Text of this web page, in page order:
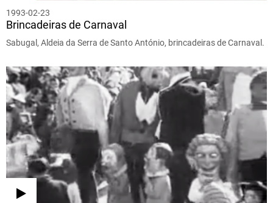
1993-02-23
Brincadeiras de Carnaval
Sabugal, Aldeia da Serra de Santo António, brincadeiras de Carnaval.